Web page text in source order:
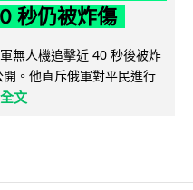
秒仍被炸傷
無人機追擊近 40 秒後被炸
。他直斥俄軍對平民進行
文